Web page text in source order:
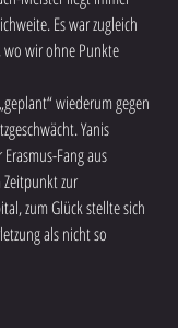
Es war zugleich
wo wir ohne Punkte
wiederum gegen
Yanis
Fang aus
zur
zum Glück stellte sich
als nicht so